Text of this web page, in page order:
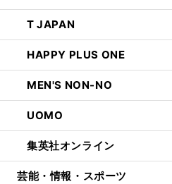
T JAPAN
HAPPY PLUS ONE
MEN'S NON-NO
UOMO
集英社オンライン
芸能・情報・スポーツ